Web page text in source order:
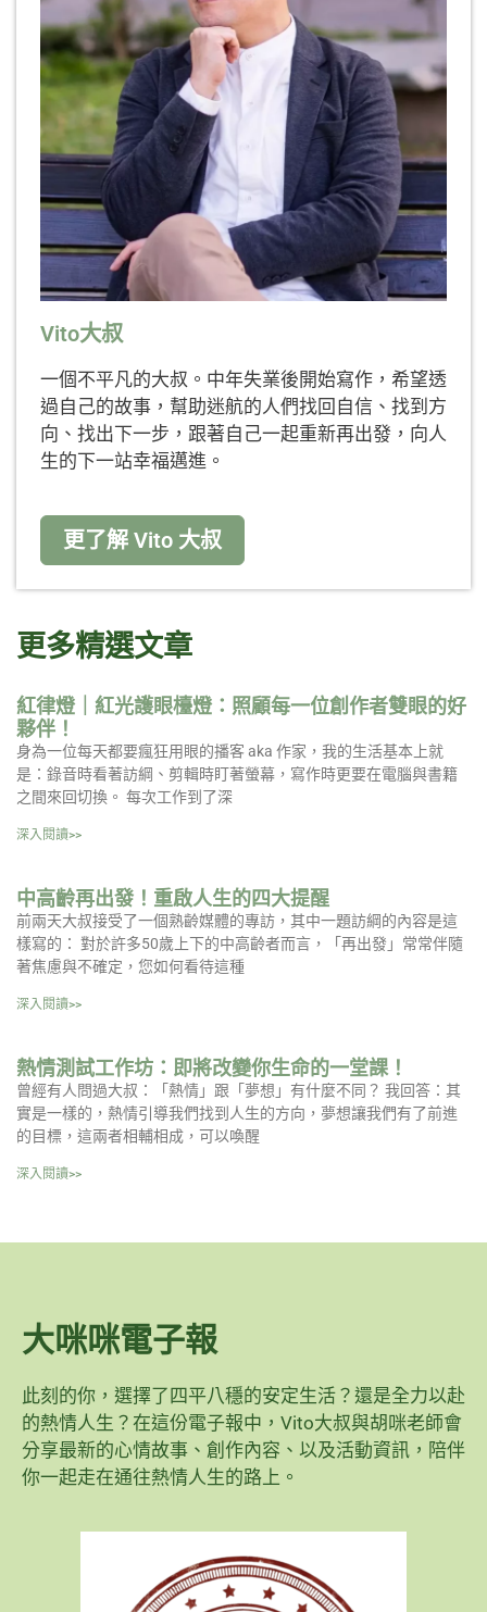
Vito大叔
一個不平凡的大叔。中年失業後開始寫作，希望透
過自己的故事，幫助迷航的人們找回自信、找到方
向、找出下一步，跟著自己一起重新再出發，向人
生的下一站幸福邁進。
更了解 Vito 大叔
更多精選文章
紅律燈｜紅光護眼檯燈：照顧每一位創作者雙眼的好
夥伴！
身為一位每天都要瘋狂用眼的播客 aka 作家，我的生活基本上就
是：錄音時看著訪綱、剪輯時盯著螢幕，寫作時更要在電腦與書籍
之間來回切換。 每次工作到了深
深入閱讀>>
中高齡再出發！重啟人生的四大提醒
前兩天大叔接受了一個熟齡媒體的專訪，其中一題訪綱的內容是這
樣寫的： 對於許多50歲上下的中高齡者而言，「再出發」常常伴隨
著焦慮與不確定，您如何看待這種
深入閱讀>>
熱情測試工作坊：即將改變你生命的一堂課！
曾經有人問過大叔：「熱情」跟「夢想」有什麼不同？ 我回答：其
實是一樣的，熱情引導我們找到人生的方向，夢想讓我們有了前進
的目標，這兩者相輔相成，可以喚醒
深入閱讀>>
大咪咪電子報
此刻的你，選擇了四平八穩的安定生活？還是全力以赴
的熱情人生？在這份電子報中，Vito大叔與胡咪老師會
分享最新的心情故事、創作內容、以及活動資訊，陪伴
你一起走在通往熱情人生的路上。